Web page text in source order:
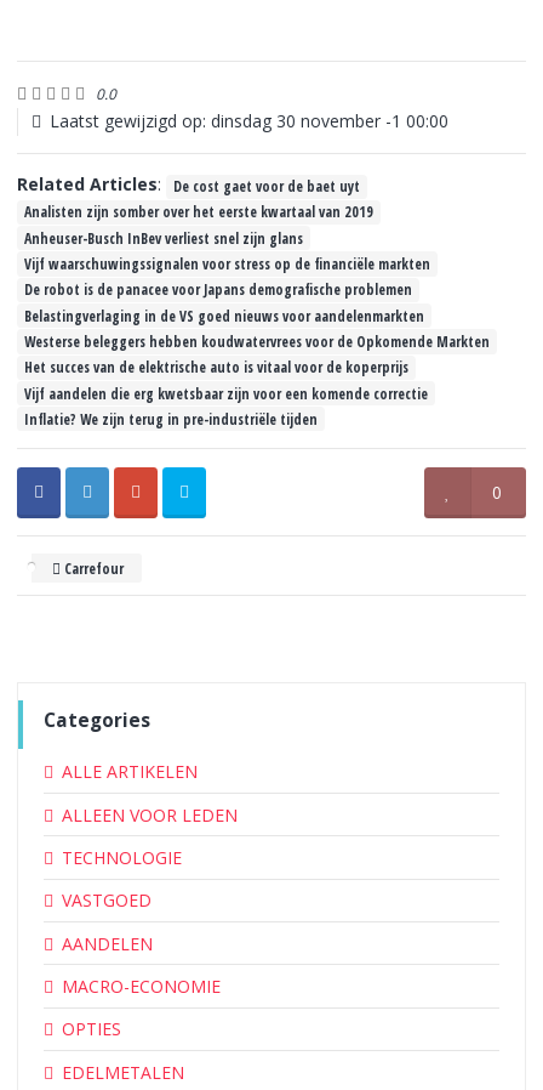
0.0
Laatst gewijzigd op: dinsdag 30 november -1 00:00
Related Articles:
De cost gaet voor de baet uyt
Analisten zijn somber over het eerste kwartaal van 2019
Anheuser-Busch InBev verliest snel zijn glans
Vijf waarschuwingssignalen voor stress op de financiële markten
De robot is de panacee voor Japans demografische problemen
Belastingverlaging in de VS goed nieuws voor aandelenmarkten
Westerse beleggers hebben koudwatervrees voor de Opkomende Markten
Het succes van de elektrische auto is vitaal voor de koperprijs
Vijf aandelen die erg kwetsbaar zijn voor een komende correctie
Inflatie? We zijn terug in pre-industriële tijden
0
Carrefour
Categories
ALLE ARTIKELEN
ALLEEN VOOR LEDEN
TECHNOLOGIE
VASTGOED
AANDELEN
MACRO-ECONOMIE
OPTIES
EDELMETALEN